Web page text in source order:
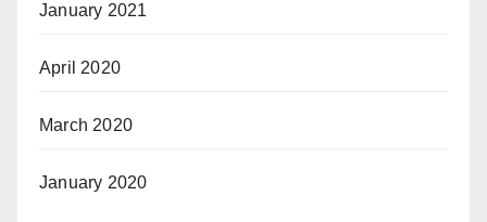
January 2021
April 2020
March 2020
January 2020